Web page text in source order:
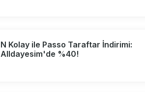
N Kolay ile Passo Taraftar İndirimi:
Alldayesim'de %40!